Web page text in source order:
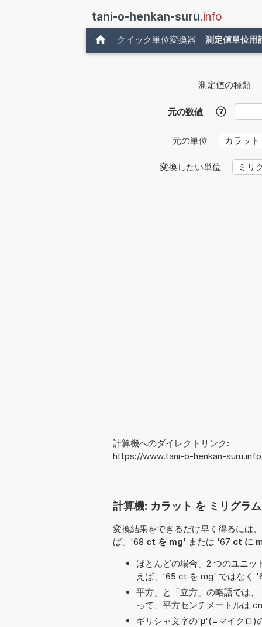
tani-o-henkan-suru.info
クイック単位変換器 測定値単位用
測定値の種類
元の数値 ?
元の単位
変換したい単位
計算機へのダイレクトリンク:
https://www.tani-o-henkan-
計算機: カラット を ミリグラ
変換結果をできるだけ早く得るには
ば、'68 ct を mg' または '67 ct に
ほとんどの場合、2 つのユニ
えば、'65 ct を mg' ではなく
平方」と「立方」の略語では
って、平方センチメートルは
ギリシャ文字の'μ'(=マイクロ)